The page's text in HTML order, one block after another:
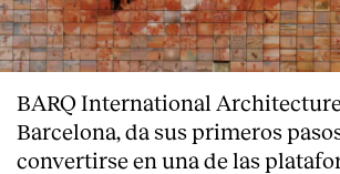
BARQ International
Barcelona, da sus primeros
convertirse en una de las